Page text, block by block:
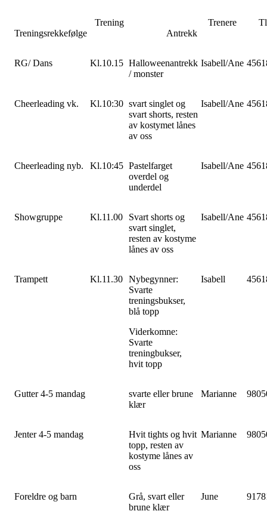
Treningsrekkefølge
Trening
Antrekk
Trenere
RG/ Dans Kl.10.15 Halloweenantrekk
/ monster
Isabell/Ane
Cheerleading vk. Kl.10:30 svart singlet og
svart shorts, resten
av kostymet lånes
av oss
Isabell/Ane
Cheerleading nyb. Kl.10:45 Pastelfarget
overdel og
underdel
Isabell/Ane
Showgruppe Kl.11.00
Svart shorts og
svart singlet,
resten av kostyme
lånes av oss
Isabell/Ane
Trampett Kl.11.30 Nybegynner:
Svarte
treningsbukser,
blå topp
Viderkomne:
Svarte
treningbukser,
hvit topp
Isabell
Gutter 4-5 mandag
svarte eller brune
klær
Marianne
Jenter 4-5 mandag
Hvit tights og hvit
topp, resten av
kostyme lånes av
oss
Marianne
Foreldre og barn
Grå, svart eller
brune klær
June